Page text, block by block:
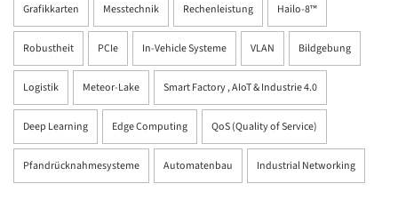
Grafikkarten Messtechnik Rechenleistung Hailo-8™
Robustheit PCIe In-Vehicle Systeme VLAN Bildgebung
Logistik Meteor-Lake Smart Factory , AIoT & Industrie 4.0
Deep Learning Edge Computing QoS (Quality of Service)
Pfandrücknahmesysteme Automatenbau Industrial Networking